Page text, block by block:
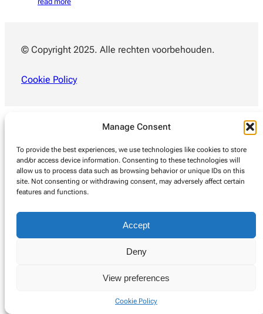
Manage Consent
To provide the best experiences, we use technologies like cookies to store
and/or access device information. Consenting to these technologies will
allow us to process data such as browsing behavior or unique IDs on this
site. Not consenting or withdrawing consent, may adversely affect certain
features and functions.
Accept
Deny
View preferences
Cookie Policy
© Copyright 2025. Alle rechten voorbehouden.
Cookie Policy